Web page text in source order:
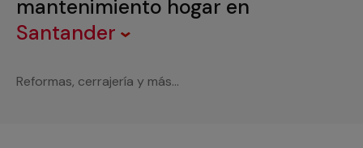
mantenimiento hogar en
Santander
Reformas, cerrajería y más...